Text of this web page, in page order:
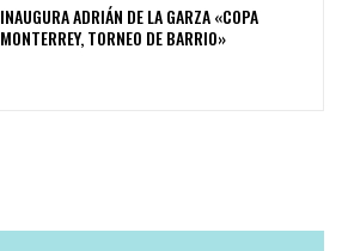
INAUGURA ADRIÁN DE LA GARZA «COPA
MONTERREY, TORNEO DE BARRIO»